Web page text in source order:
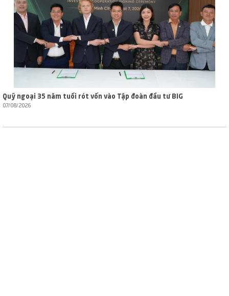
Quỹ ngoại 35 năm tuổi rót vốn vào Tập đoàn đầu tư BIG
07/08/2026